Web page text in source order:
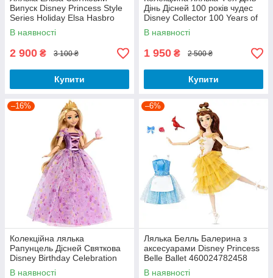
Випуск Disney Princess Style
Series Holiday Elsa Hasbro
F1114
В наявності
2 900 ₴ 3 100 ₴
Купити
Дінь Дісней 100 років чудес
Disney Collector 100 Years of
Wonder Tinker Bell HLX67
В наявності
1 950 ₴ 2 500 ₴
Купити
–16%
Колекційна лялька
Рапунцель Дісней Святкова
Disney Birthday Celebration
Rapunzel HYC38
В наявності
–6%
Лялька Белль Балерина з
аксесуарами Disney Princess
Belle Ballet 460024782458
В наявності